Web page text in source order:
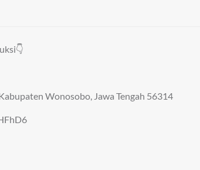
Wonosobo, Jawa Tengah 56314